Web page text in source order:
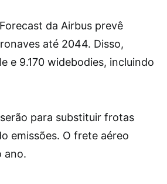
da Airbus prevê
até 2044. Disso,
e 9.170 widebodies, incluindo
para substituir frotas
emissões. O frete aéreo
ano.